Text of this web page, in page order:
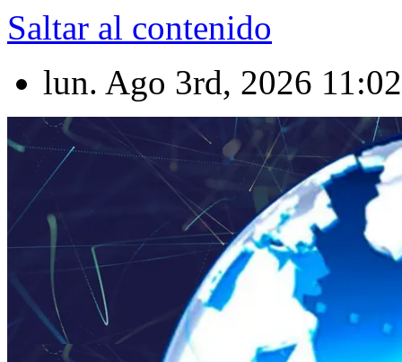
Saltar al contenido
lun. Ago 3rd, 2026